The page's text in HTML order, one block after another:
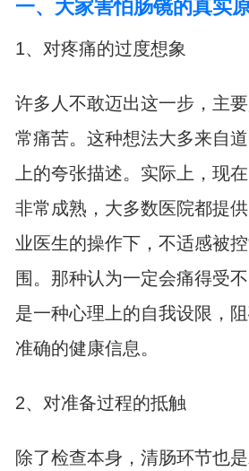
一、大家害怕肠镜的真实
1、对疼痛的过度想象
许多人不敢迈出这一步，主
常痛苦。这种想法大多来自
上的夸张描述。实际上，现
非常成熟，大多数医院都提
业医生的操作下，不适感被
围。那种认为一定会痛得受
是一种心理上的自我设限，
准确的健康信息。
2、对准备过程的抵触
除了检查本身，清肠环节也